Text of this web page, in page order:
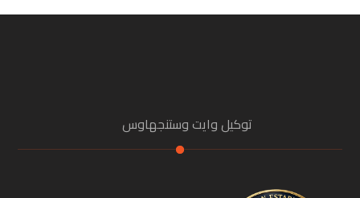
توكيل وايت وستنجهاوس